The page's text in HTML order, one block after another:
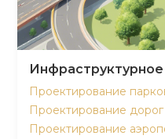
Проектирование
Проектирование дорог
Проектирование